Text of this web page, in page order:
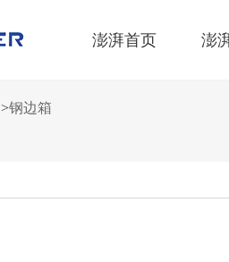
澎湃首页 澎
>钢边箱